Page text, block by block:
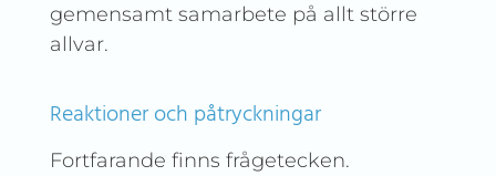
gemensamt samarbete på allt större
allvar.
Reaktioner och påtryckningar
Fortfarande finns frågetecken.